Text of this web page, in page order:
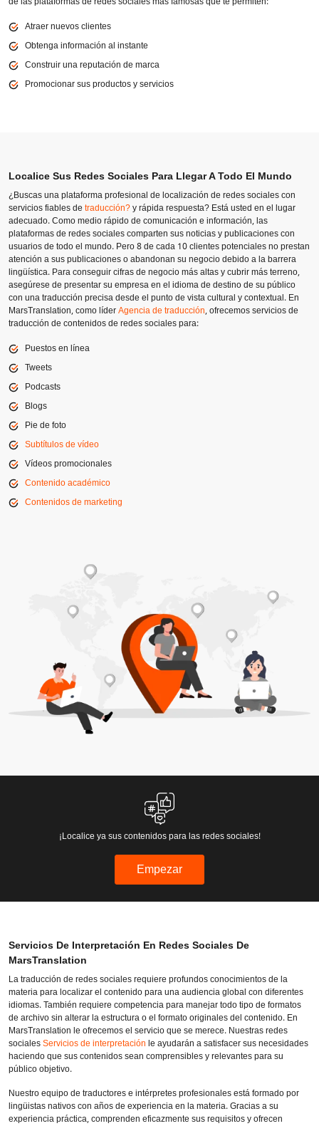
Atraer nuevos clientes
Obtenga información al instante
Construir una reputación de marca
Promocionar sus productos y servicios
Localice Sus Redes Sociales Para Llegar A Todo El Mundo
¿Buscas una plataforma profesional de localización de redes sociales con
servicios fiables detraducción?y rápida respuesta? Está usted en el lugar
adecuado. Como medio rápido de comunicación e información, las
plataformas de redes sociales comparten sus noticias y publicaciones con
usuarios de todo el mundo. Pero 8 de cada 10 clientes potenciales no prestan
atención a sus publicaciones o abandonan su negocio debido a la barrera
lingüística. Para conseguir cifras de negocio más altas y cubrir más terreno,
asegúrese de presentar su empresa en el idioma de destino de su público
con una traducción precisa desde el punto de vista cultural y contextual. En
MarsTranslation, como líderAgencia de traducción, ofrecemos servicios de
traducción de contenidos de redes sociales para:
Puestos en línea
Tweets
Podcasts
Blogs
Pie de foto
Subtítulos de vídeo
Vídeos promocionales
Contenido académico
Contenidos de marketing
¡Localice ya sus contenidos para las redes sociales!
Empezar
Servicios De Interpretación En Redes Sociales De
MarsTranslation
La traducción de redes sociales requiere profundos conocimientos de la
materia para localizar el contenido para una audiencia global con diferentes
idiomas. También requiere competencia para manejar todo tipo de formatos
de archivo sin alterar la estructura o el formato originales del contenido. En
MarsTranslation le ofrecemos el servicio que se merece. Nuestras redes
socialesServicios de interpretaciónle ayudarán a satisfacer sus necesidades
haciendo que sus contenidos sean comprensibles y relevantes para su
público objetivo.
Nuestro equipo de traductores e intérpretes profesionales está formado por
lingüistas nativos con años de experiencia en la materia. Gracias a su
experiencia práctica, comprenden eficazmente sus requisitos y ofrecen